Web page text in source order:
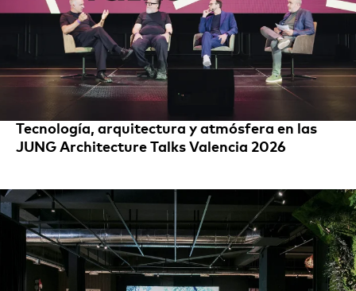
Tecnología, arquitectura y atmósfera en las
JUNG Architecture Talks Valencia 2026